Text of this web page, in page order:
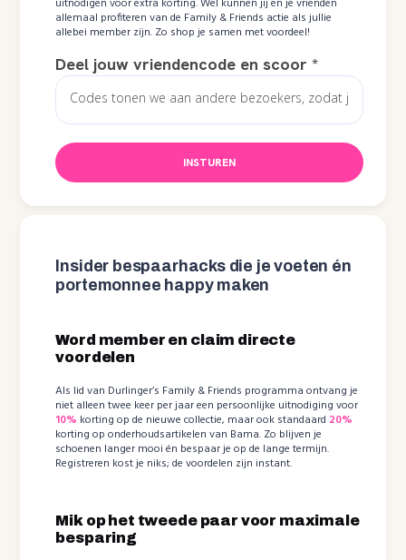
allemaal profiteren van de Family & Friends actie als jullie
allebei member zijn. Zo shop je samen met voordeel!
Deel jouw vriendencode en scoor*
INSTUREN
Insider bespaarhacks die je voeten én
portemonnee happy maken
Word member en claim directe
voordelen
Als lid van Durlinger’s Family & Friends programma ontvang je
niet alleen twee keer per jaar een persoonlijke uitnodiging voor
10% korting op de nieuwe collectie, maar ook standaard 20%
korting op onderhoudsartikelen van Bama. Zo blijven je
schoenen langer mooi én bespaar je op de lange termijn.
Registreren kost je niks; de voordelen zijn instant.
Mik op het tweede paar voor maximale
besparing